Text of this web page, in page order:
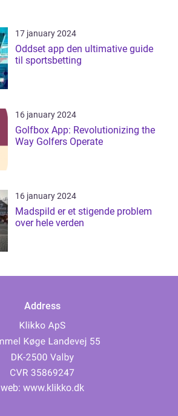
17 january 2024
Oddset app den ultimative guide
til sportsbetting
16 january 2024
Golfbox App: Revolutionizing the
Way Golfers Operate
16 january 2024
Madspild er et stigende problem
over hele verden
Address
web: www.klikko.dk